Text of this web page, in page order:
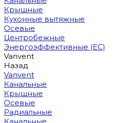
Крышные
Кухонные вытяжные
Осевые
Центробежные
Энергоэффективные (EC)
Vanvent
Назад
Vanvent
Канальные
Крышные
Осевые
Радиальные